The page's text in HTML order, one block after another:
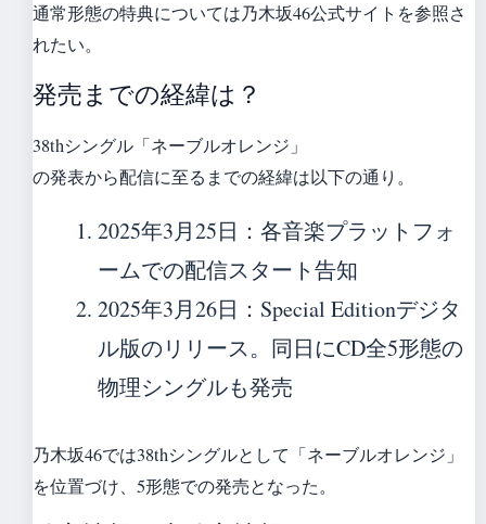
通常形態の特典については乃木坂46公式サイトを参照さ
れたい。
発売までの経緯は？
38thシングル「ネーブルオレンジ」
の発表から配信に至るまでの経緯は以下の通り。
2025年3月25日 ：各音楽プラットフォ
ームでの配信スタート告知
2025年3月26日 ：Special Editionデジタ
ル版のリリース。同日にCD全5形態の
物理シングルも発売
乃木坂46では38thシングルとして「ネーブルオレンジ」
を位置づけ、5形態での発売となった。